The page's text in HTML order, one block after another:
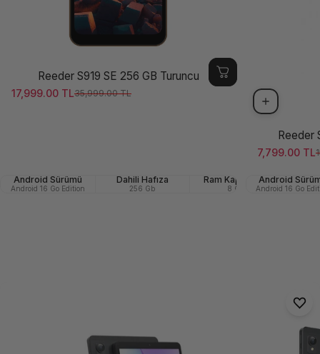
Reeder S919 SE 256 GB Turuncu
Satış ücreti
17,999.00 TL
Normal fiyat35,999.00 TL
Android Sürümü
Android 16 Go Edition
Dahili Hafıza
256 Gb
Ram Kapasitesi
8 GB
Ön
Reeder
Satış ücreti
7,799.00 TL
Normal
Android
Android 16 Go